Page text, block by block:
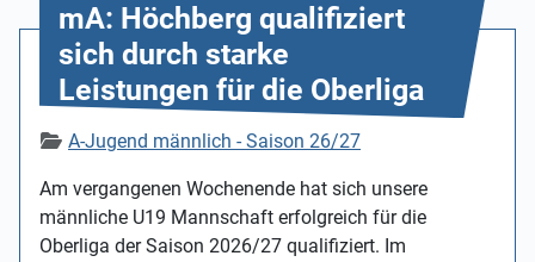
mA: Höchberg qualifiziert
sich durch starke
Leistungen für die Oberliga
DetailsA-Jugend männlich - Saison 26/27
Am vergangenen Wochenende hat sich unsere
männliche U19 Mannschaft erfolgreich für die
Oberliga der Saison 2026/27 qualifiziert. Im